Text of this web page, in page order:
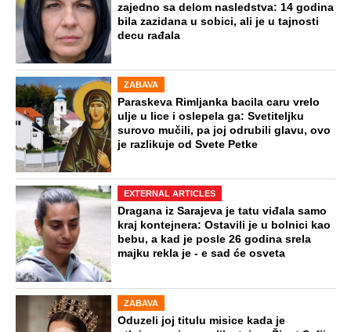
zajedno sa delom nasledstva: 14 godina
bila zazidana u sobici, ali je u tajnosti
decu rađala
ZABAVA
Paraskeva Rimljanka bacila caru vrelo
ulje u lice i oslepela ga: Svetiteljku
surovo mučili, pa joj odrubili glavu, ovo
je razlikuje od Svete Petke
EXTERNAL ARTICLES
Dragana iz Sarajeva je tatu viđala samo
kraj kontejnera: Ostavili je u bolnici kao
bebu, a kad je posle 26 godina srela
majku rekla je - e sad će osveta
ZABAVA
Oduzeli joj titulu misice kada je